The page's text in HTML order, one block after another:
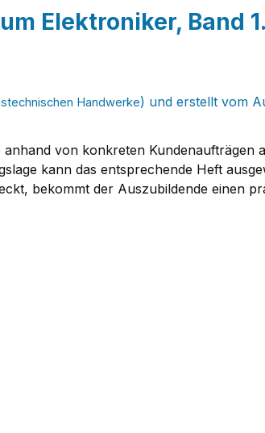
Elektroniker, Band
Handwerke) und erstellt vom
von konkreten Kundenaufträgen
kann das entsprechende Heft
bekommt der Auszubildende einen